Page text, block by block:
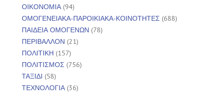
ΟΙΚΟΝΟΜΙΑ(94)
ΟΜΟΓΕΝΕΙΑΚΑ-ΠΑΡΟΙΚΙΑΚΑ-ΚΟΙΝΟΤΗΤΕΣ (688)
ΠΑΙΔΕΙΑ ΟΜΟΓΕΝΩΝ (78)
ΠΕΡΙΒΑΛΛΟΝ (21)
ΠΟΛΙΤΙΚΗ (157)
ΠΟΛΙΤΙΣΜΟΣ (756)
ΤΑΞΙΔΙ (58)
ΤΕΧΝΟΛΟΓΙΑ(36)